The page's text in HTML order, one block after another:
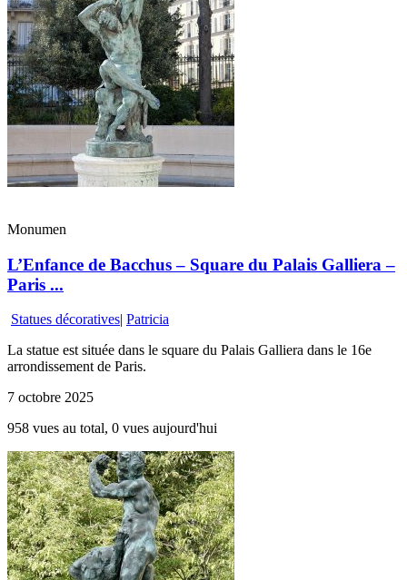
Monumen
L’Enfance de Bacchus – Square du Palais Galliera –
Paris ...
Statues décoratives| Patricia
La statue est située dans le square du Palais Galliera dans le 16e
arrondissement de Paris.
7 octobre 2025
958 vues au total, 0 vues aujourd'hui